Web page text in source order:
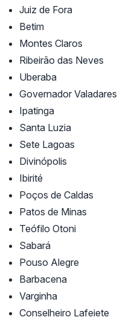
Juiz de Fora
Betim
Montes Claros
Ribeirão das Neves
Uberaba
Governador Valadares
Ipatinga
Santa Luzia
Sete Lagoas
Divinópolis
Ibirité
Poços de Caldas
Patos de Minas
Teófilo Otoni
Sabará
Pouso Alegre
Barbacena
Varginha
Conselheiro Lafeiete